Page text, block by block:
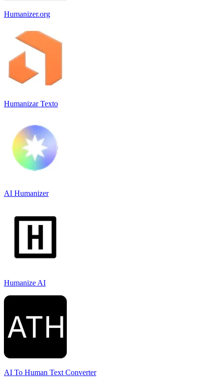
Humanizer.org
Humanizar Texto
AI Humanizer
Humanize AI
AI To Human Text Converter